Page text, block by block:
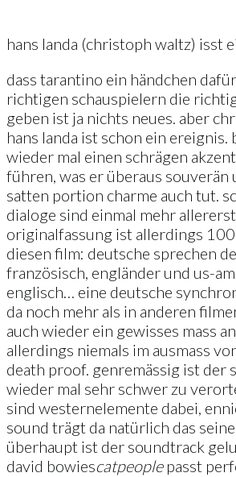
hans landa (christoph waltz) isst
dass tarantino ein händchen
richtigen schauspielern die
geben ist ja nichts neues. aber
hans landa ist schon ein
wieder mal einen schrägen
führen, was er überaus souverän
satten portion charme auch tut.
dialoge sind einmal mehr
originalfassung ist allerdings
diesen film: deutsche sprechen
französisch, engländer und us-
englisch… eine deutsche
da noch mehr als in anderen
auch wieder ein gewisses mass
allerdings niemals im ausmass
death proof. genremässig ist der
wieder mal sehr schwer zu
sind westernelemente dabei,
sound trägt da natürlich das
überhaupt ist der soundtrack
david bowiescatpeoplepasst